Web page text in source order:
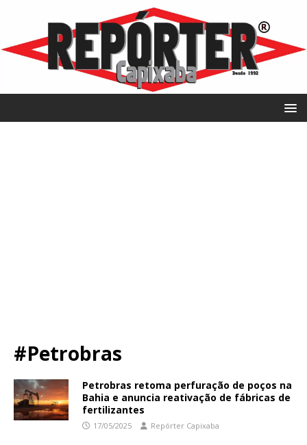
#Petrobras
Petrobras retoma perfuração de poços na
Bahia e anuncia reativação de fábricas de
fertilizantes
17/05/2025 Repórter Capixaba